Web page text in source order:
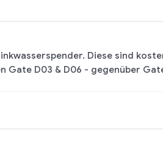
Diese sind
D03 & D06 - gegenüber